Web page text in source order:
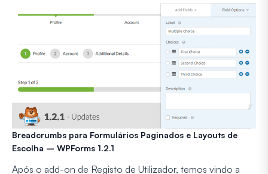
Breadcrumbs para Formulários Paginados e Layouts de
Escolha – WPForms 1.2.1
Após o add-on de Registo de Utilizador, temos vindo a